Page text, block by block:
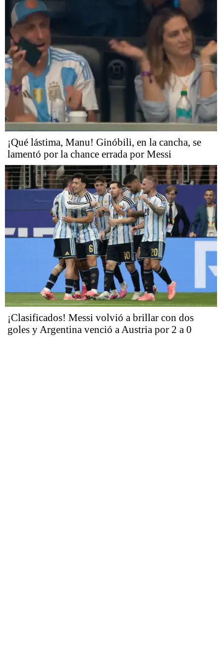
¡Qué lástima, Manu! Ginóbili, en la cancha, se
lamentó por la chance errada por Messi
¡Clasificados! Messi volvió a brillar con dos
goles y Argentina venció a Austria por 2 a 0